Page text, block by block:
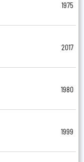
1975
2017
1980
1999